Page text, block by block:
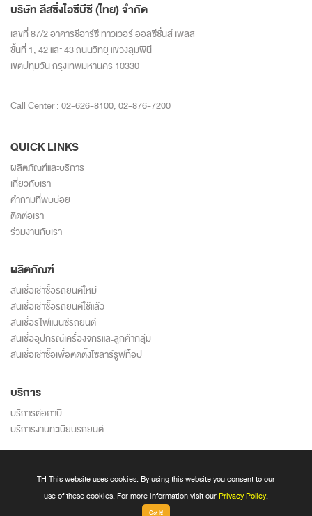
บริษัท ลีสซิ่งไอซีบีซี (ไทย) จำกัด
เลขที่ 87/2 อาคารซีอาร์ซี ทาวเวอร์ ออลซีซั่นส์ เพลส
ชั้นที่ 1, 42 และ 43 ถนนวิทยุ แขวงลุมพินี
เขตปทุมวัน กรุงเทพมหานคร 10330
Call Center :02-626-8100,02-876-7200
QUICK LINKS
ผลิตภัณฑ์และบริการ
เกี่ยวกับเรา
คำถามที่พบบ่อย
ติดต่อเรา
ร่วมงานกับเรา
ผลิตภัณฑ์
สินเชื่อเช่าซื้อรถยนต์ใหม่
สินเชื่อเช่าซื้อรถยนต์ใช้แล้ว
สินเชื่อรีไฟแนนซ์รถยนต์
สินเชื่ออุปกรณ์เครื่องจักรและลูกค้ากลุ่ม
สินเชื่อเช่าซื้อเพื่อติดตั้งโซลาร์รูฟท็อป
บริการ
บริการต่อภาษี
บริการงานทะเบียนรถยนต์
TH This website uses cookies. By using this website you consent to our
use of these cookies. For more information visit ourPrivacy Policy.
Got It!